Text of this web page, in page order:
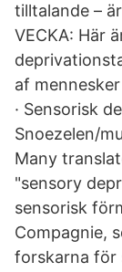
tilltalande –
VECKA: Här
af
· Sensorisk
Snoezelen/
Many
"sensory
sensorisk
Compagnie,
forskarna för